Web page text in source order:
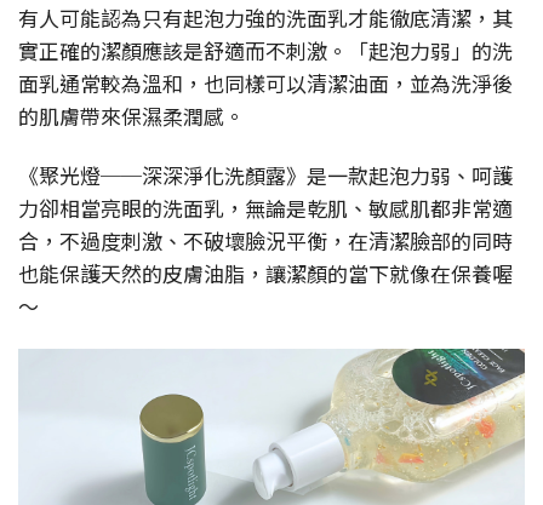
有人可能認為只有起泡力強的洗面乳才能徹底清潔，其
實正確的潔顏應該是舒適而不刺激。「起泡力弱」的洗
面乳通常較為溫和，也同樣可以清潔油面，並為洗淨後
的肌膚帶來保濕柔潤感。
《聚光燈──深深淨化洗顏露》是一款起泡力弱、呵護
力卻相當亮眼的洗面乳，無論是乾肌、敏感肌都非常適
合，不過度刺激、不破壞臉況平衡，在清潔臉部的同時
也能保護天然的皮膚油脂，讓潔顏的當下就像在保養喔
～